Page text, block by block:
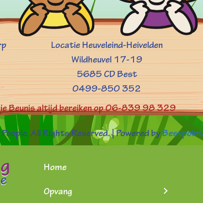
Locatie Heuveleind-Heivelden
Wildheuvel 17-19
5685 CD Best
0499-850 352
Beunis altijd bereiken op 06-839 98 329
All Rights Reserved. | Powered byBestpoint
Home
Opvang